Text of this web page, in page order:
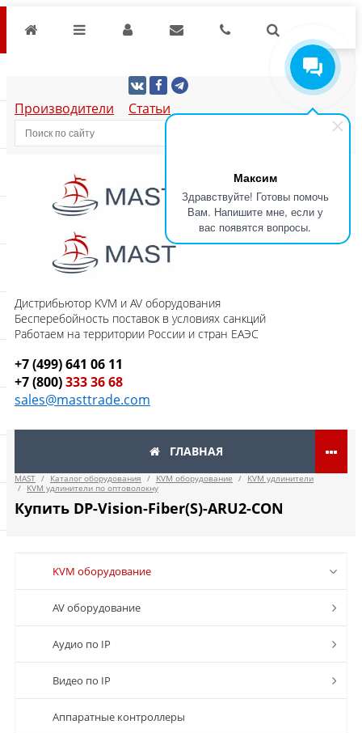
Максим
Здравствуйте! Готовы помочь
Вам. Напишите мне, если у
вас появятся вопросы.
Производители Статьи
Дистрибьютор KVM и AV оборудования
Бесперебойность поставок в условиях санкций
Работаем на территории России и стран ЕАЭС
+7 (499) 641 06 11
+7 (800)333 36 68
sales@masttrade.com
ГЛАВНАЯ
MAST / Каталог оборудования / KVM оборудование /
KVM удлинители
/
KVM удлинители по оптоволокну
Купить DP-Vision-Fiber(S)-ARU2-CON
KVM оборудование
AV оборудование
Аудио по IP
Видео по IP
Аппаратные контроллеры